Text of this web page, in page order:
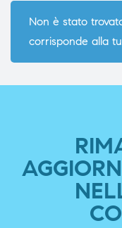
Non è stato
corrisponde alla